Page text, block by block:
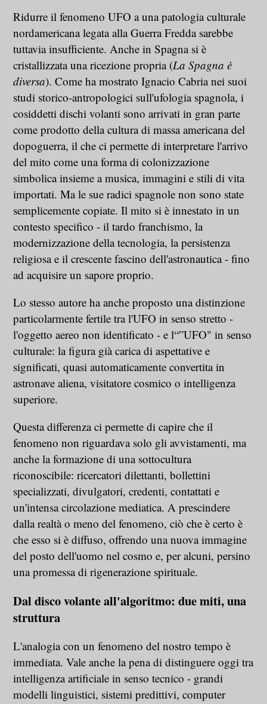
Ridurre il fenomeno UFO a una patologia culturale
nordamericana legata alla Guerra Fredda sarebbe
tuttavia insufficiente. Anche in Spagna si è
cristallizzata una ricezione propria (La Spagna è
diversa). Come ha mostrato Ignacio Cabria nei suoi
studi storico-antropologici sull'ufologia spagnola, i
cosiddetti dischi volanti sono arrivati in gran parte
come prodotto della cultura di massa americana del
dopoguerra, il che ci permette di interpretare l'arrivo
del mito come una forma di colonizzazione
simbolica insieme a musica, immagini e stili di vita
importati. Ma le sue radici spagnole non sono state
semplicemente copiate. Il mito si è innestato in un
contesto specifico - il tardo franchismo, la
modernizzazione della tecnologia, la persistenza
religiosa e il crescente fascino dell'astronautica - fino
ad acquisire un sapore proprio.
Lo stesso autore ha anche proposto una distinzione
particolarmente fertile tra l'UFO in senso stretto -
l'oggetto aereo non identificato - e l“”UFO" in senso
culturale: la figura già carica di aspettative e
significati, quasi automaticamente convertita in
astronave aliena, visitatore cosmico o intelligenza
superiore.
Questa differenza ci permette di capire che il
fenomeno non riguardava solo gli avvistamenti, ma
anche la formazione di una sottocultura
riconoscibile: ricercatori dilettanti, bollettini
specializzati, divulgatori, credenti, contattati e
un'intensa circolazione mediatica. A prescindere
dalla realtà o meno del fenomeno, ciò che è certo è
che esso si è diffuso, offrendo una nuova immagine
del posto dell'uomo nel cosmo e, per alcuni, persino
una promessa di rigenerazione spirituale.
Dal disco volante all'algoritmo: due miti, una
struttura
L'analogia con un fenomeno del nostro tempo è
immediata. Vale anche la pena di distinguere oggi tra
intelligenza artificiale in senso tecnico - grandi
modelli linguistici, sistemi predittivi, computer